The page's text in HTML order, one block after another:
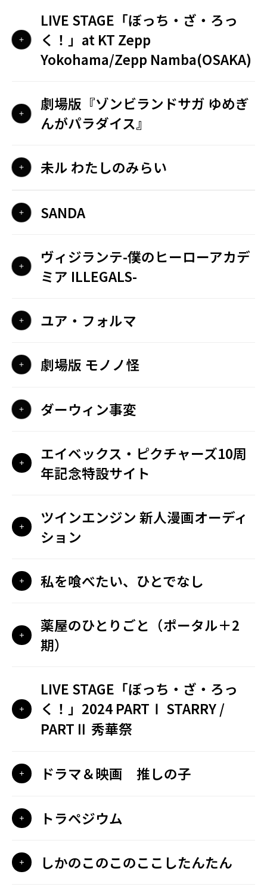
LIVE STAGE「ぼっち・ざ・ろっ
く！」at KT Zepp
Yokohama/Zepp Namba(OSAKA)
劇場版『ゾンビランドサガ ゆめぎ
んがパラダイス』
未ル わたしのみらい
SANDA
ヴィジランテ-僕のヒーローアカデ
ミア ILLEGALS-
ユア・フォルマ
劇場版 モノノ怪
ダーウィン事変
エイベックス・ピクチャーズ10周
年記念特設サイト
ツインエンジン 新人漫画オーディ
ション
私を喰べたい、ひとでなし
薬屋のひとりごと（ポータル＋2
期）
LIVE STAGE「ぼっち・ざ・ろっ
く！」2024 PARTⅠ STARRY /
PARTⅡ 秀華祭
ドラマ＆映画 推しの子
トラペジウム
しかのこのこのここしたんたん